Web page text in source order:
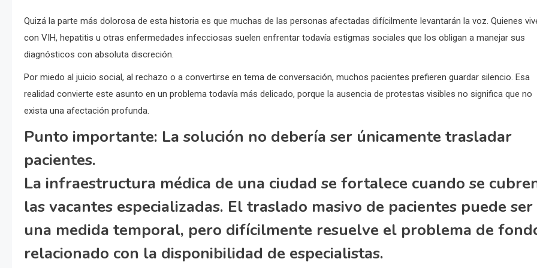
Quizá la parte más dolorosa de esta historia es que muchas de las personas afectadas difícilmente levantarán la voz. Quienes
con VIH, hepatitis u otras enfermedades infecciosas suelen enfrentar todavía estigmas sociales que los obligan a manejar sus
diagnósticos con absoluta discreción.
Por miedo al juicio social, al rechazo o a convertirse en tema de conversación, muchos pacientes prefieren guardar silencio. Esa
realidad convierte este asunto en un problema todavía más delicado, porque la ausencia de protestas visibles no significa que no
exista una afectación profunda.
Punto importante: La solución no debería ser únicamente trasladar
pacientes.
La infraestructura médica de una ciudad se fortalece cuando se
las vacantes especializadas. El traslado masivo de pacientes puede ser
una medida temporal, pero difícilmente resuelve el problema de
relacionado con la disponibilidad de especialistas.